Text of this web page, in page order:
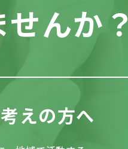
んか？
えの方へ